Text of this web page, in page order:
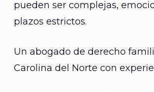
pueden ser complejas,
plazos estrictos.
Un abogado de derecho
Carolina del Norte con